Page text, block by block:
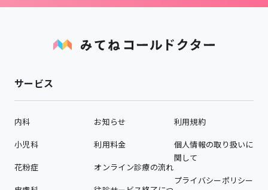
サービス
内科
小児科
花粉症
お知らせ
利用料金
オンライン診療の流れ
利用規約
個人情報の取り扱いに
関して
プライバシーポリシー